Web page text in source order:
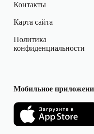
Контакты
Карта сайта
Политика
конфиденциальности
Мобильное